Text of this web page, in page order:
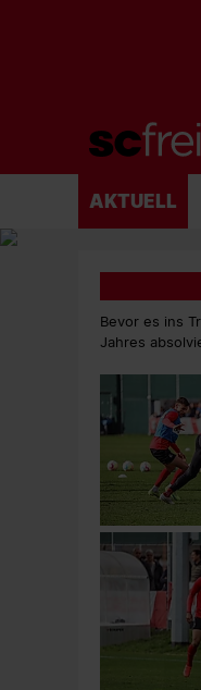
AKTUELL
Bevor es ins
Jahres